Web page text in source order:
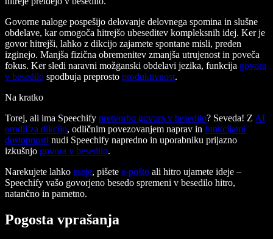
Govorne naloge pospešijo delovanje delovnega spomina in slušne
obdelave, kar omogoča hitrejšo ubeseditev kompleksnih idej. Ker je
govor hitrejši, lahko z dikcijo zajamete spontane misli, preden
izginejo. Manjša fizična obremenitev zmanjša utrujenost in poveča
fokus. Ker sledi naravni možganski obdelavi jezika, funkcija govora
v besedilo spodbuja preprosto produktivnost.
Na kratko
Torej, ali ima Speechify pretvorbo govora v besedilo? Seveda! Z AI
orodji za dikcijo, odličnim povezovanjem naprav in funkcijami
dostopnosti nudi Speechify napredno in uporabniku prijazno
izkušnjo govora v besedilo.
Narekujete lahko eseje, pišete e-pošto ali hitro ujamete ideje –
Speechify vašo govorjeno besedo spremeni v besedilo hitro,
natančno in pametno.
Pogosta vprašanja